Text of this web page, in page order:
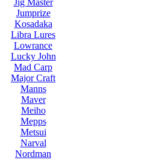
Jig Master
Jumprize
Kosadaka
Libra Lures
Lowrance
Lucky John
Mad Carp
Major Craft
Manns
Maver
Meiho
Mepps
Metsui
Narval
Nordman